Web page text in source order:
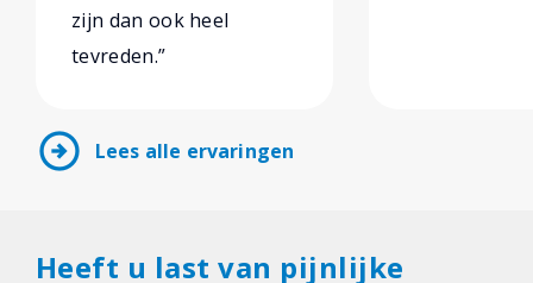
zijn dan ook heel
tevreden.”
arrow_circle_right Lees alle ervaringen
Heeft u last van pijnlijke